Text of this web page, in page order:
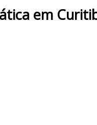
em